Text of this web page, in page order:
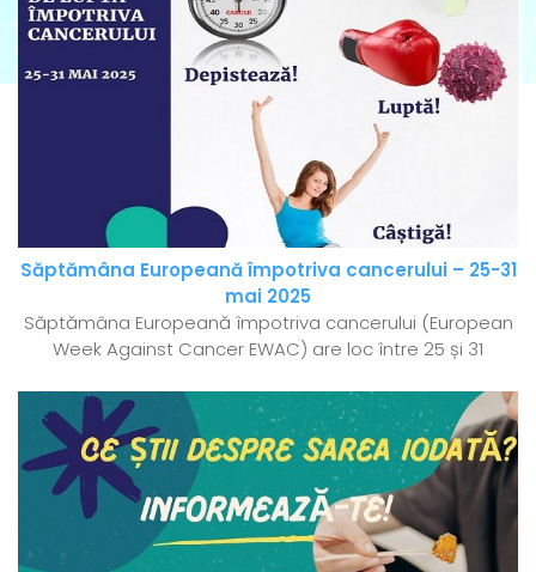
Săptămâna Europeană împotriva cancerului – 25-31
mai 2025
Săptămâna Europeană împotriva cancerului (European
Week Against Cancer EWAC) are loc între 25 și 31